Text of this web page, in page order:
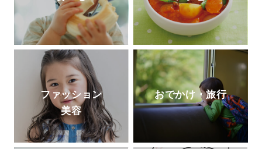
ファッション
美容
おでかけ・旅行